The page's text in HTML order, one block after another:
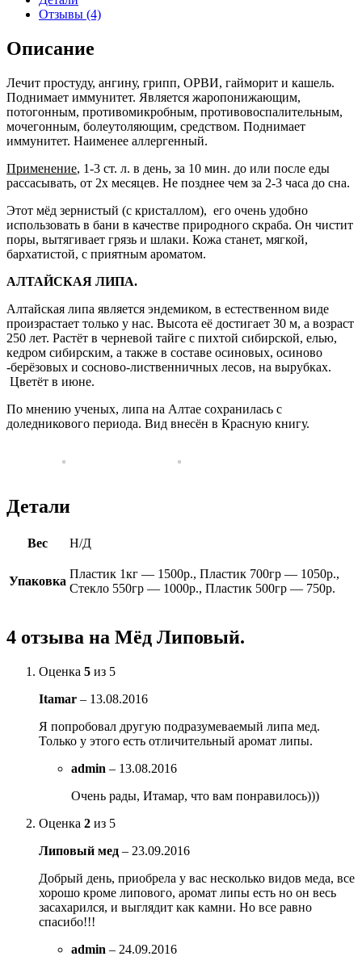
Отзывы (4)
Описание
Лечит простуду, ангину, грипп, ОРВИ, гайморит и кашель.
Поднимает иммунитет. Является жаропонижающим,
потогонным, противомикробным, противовоспалительным,
мочегонным, болеутоляющим, средством. Поднимает
иммунитет. Наименее аллергенный.
Применение, 1-3 ст. л. в день, за 10 мин. до или после еды
рассасывать, от 2х месяцев. Не позднее чем за 2-3 часа до сна.
Этот мёд зернистый (с кристаллом), его очень удобно
использовать в бани в качестве природного скраба. Он чистит
поры, вытягивает грязь и шлаки. Кожа станет, мягкой,
бархатистой, с приятным ароматом.
АЛТАЙСКАЯ ЛИПА.
Алтайская липа является эндемиком, в естественном виде
произрастает только у нас. Высота её достигает 30 м, а возраст
250 лет. Растёт в черневой тайге с пихтой сибирской, елью,
кедром сибирским, а также в составе осиновых, осиново
-берёзовых и сосново-лиственничных лесов, на вырубках.
Цветёт в июне.
По мнению ученых, липа на Алтае сохранилась с
доледникового периода. Вид внесён в Красную книгу.
Детали
Вес Н/Д
Упаковка
Пластик 1кг — 1500р., Пластик 700гр — 1050р.,
Стекло 550гр — 1000р., Пластик 500гр — 750р.
4 отзыва на Мёд Липовый.
Оценка 5 из 5
Itamar – 13.08.2016
Я попробовал другую подразумеваемый липа мед.
Только у этого есть отличительный аромат липы.
admin – 13.08.2016
Очень рады, Итамар, что вам понравилось)))
Оценка 2 из 5
Липовый мед – 23.09.2016
Добрый день, приобрела у вас несколько видов меда, все
хорошо кроме липового, аромат липы есть но он весь
засахарился, и выглядит как камни. Но все равно
спасибо!!!
admin – 24.09.2016